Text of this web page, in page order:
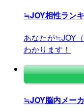
≒JOY相性ラン
あなたが≒JOY
わかります！
≒JOY脳内メー